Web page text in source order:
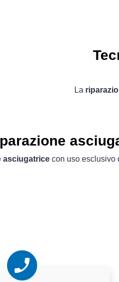
La
asciugatrice con uso esclusivo